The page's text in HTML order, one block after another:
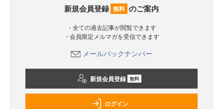
新規会員登録 無料 のご案内
・全ての過去記事が閲覧できます
・会員限定メルマガを受信できます
メールバックナンバー
新規会員登録 無料
ログイン